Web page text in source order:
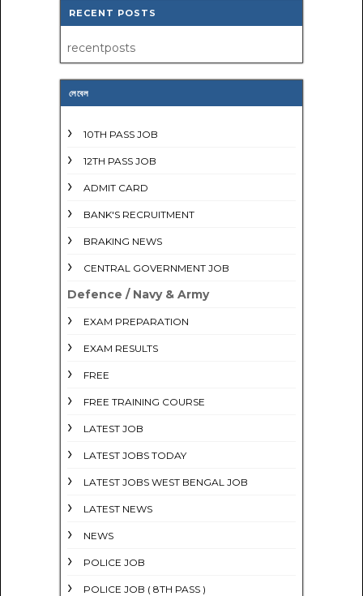
RECENT POSTS
recentposts
লেবেল
10TH PASS JOB
12TH PASS JOB
ADMIT CARD
BANK'S RECRUITMENT
BRAKING NEWS
CENTRAL GOVERNMENT JOB
Defence / Navy & Army
EXAM PREPARATION
EXAM RESULTS
FREE
FREE TRAINING COURSE
LATEST JOB
LATEST JOBS TODAY
LATEST JOBS WEST BENGAL JOB
LATEST NEWS
NEWS
POLICE JOB
POLICE JOB ( 8TH PASS )